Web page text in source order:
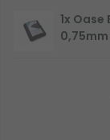
1x